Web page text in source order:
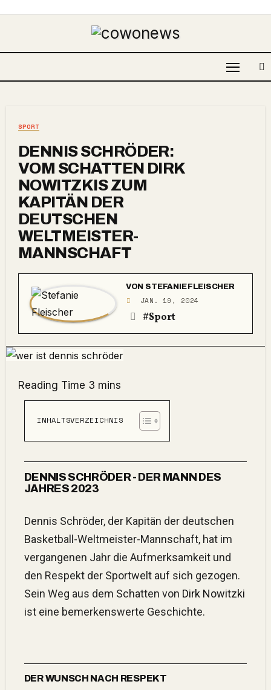
SPORT
DENNIS SCHRÖDER:
VOM SCHATTEN DIRK
NOWITZKIS ZUM
KAPITÄN DER
DEUTSCHEN
WELTMEISTER-
MANNSCHAFT
VON STEFANIE FLEISCHER
JAN. 19, 2024
#Sport
INHALTSVERZEICHNIS
DENNIS SCHRÖDER - DER MANN DES
JAHRES 2023
Dennis Schröder, der Kapitän der deutschen
Basketball-Weltmeister-Mannschaft, hat im
vergangenen Jahr die Aufmerksamkeit und
den Respekt der Sportwelt auf sich gezogen.
Sein Weg aus dem Schatten von Dirk Nowitzki
ist eine bemerkenswerte Geschichte.
DER WUNSCH NACH RESPEKT